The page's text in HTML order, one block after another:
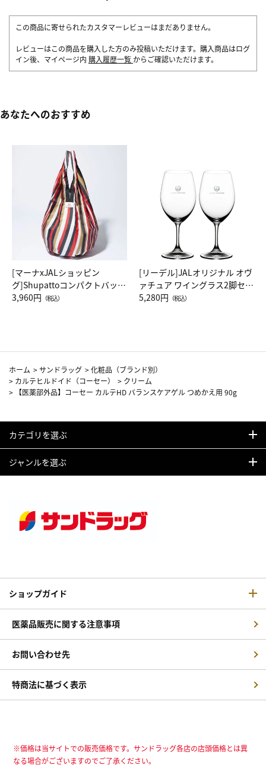
この商品に寄せられたカスタマーレビューはまだありません。
レビューはこの商品を購入した方のみ投稿いただけます。購入商品はログ
イン後、マイページ内 購入履歴一覧 からご確認いただけます。
あなたへのおすすめ
[マーナxJALショッピン
グ]Shupattoコンパクトバッグ
Drop JAL客室乗務員（LC）ス
3,960円 （税込）
[リーデル]JALオリジナル オヴ
ァチュア ワイングラス2脚セッ
ト（レッドワイン）
5,280円 （税込）
ホーム >サンドラッグ >化粧品（ブランド別）
> カルテヒルドイド（コーセー） > クリーム
>
【医薬部外品】コーセー カルテHD バランスケアゲル つめかえ用 90g
カテゴリを選ぶ
ジャンルを選ぶ
ショップガイド
医薬品販売に関する注意事項
お問い合わせ先
特商法に基づく表示
※価格は当サイトでの販売価格です。サンドラッグ各店の店頭価格とは異
なる場合がございますのでご了承ください。